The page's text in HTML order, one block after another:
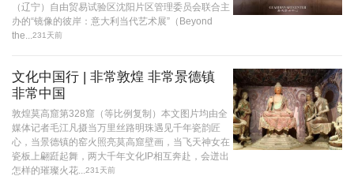
（辽宁）自由贸易试验区沈阳片区管理委员会联合主
办的“镜像的彼岸：意大利当代艺术展”（Beyond
the...
231天前
文化中国行 | 非常敦煌 非常景德镇
非常中国
敦煌莫高窟第328窟（等比例复制）本文图片均由全
媒体记者毛江凡摄当万里丝路明珠遇见千年瓷韵匠
心，当景德镇的窑火照亮莫高窟壁画，当飞天神女在
瓷板上翩跹起舞，两大千年文化IP相互奔赴，会迸出
怎样的璀璨火花...
231天前